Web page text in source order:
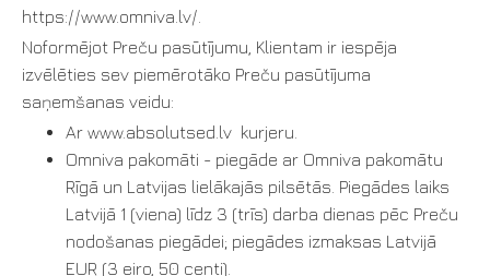
https://www.omniva.lv/.
Noformējot Preču pasūtījumu, Klientam ir iespēja
izvēlēties sev piemērotāko Preču pasūtījuma
saņemšanas veidu:
Ar www.absolutsed.lv kurjeru.
Omniva pakomāti - piegāde ar Omniva pakomātu
Rīgā un Latvijas lielākajās pilsētās. Piegādes laiks
Latvijā 1 (viena) līdz 3 (trīs) darba dienas pēc Preču
nodošanas piegādei; piegādes izmaksas Latvijā
EUR (3 eiro, 50 centi).